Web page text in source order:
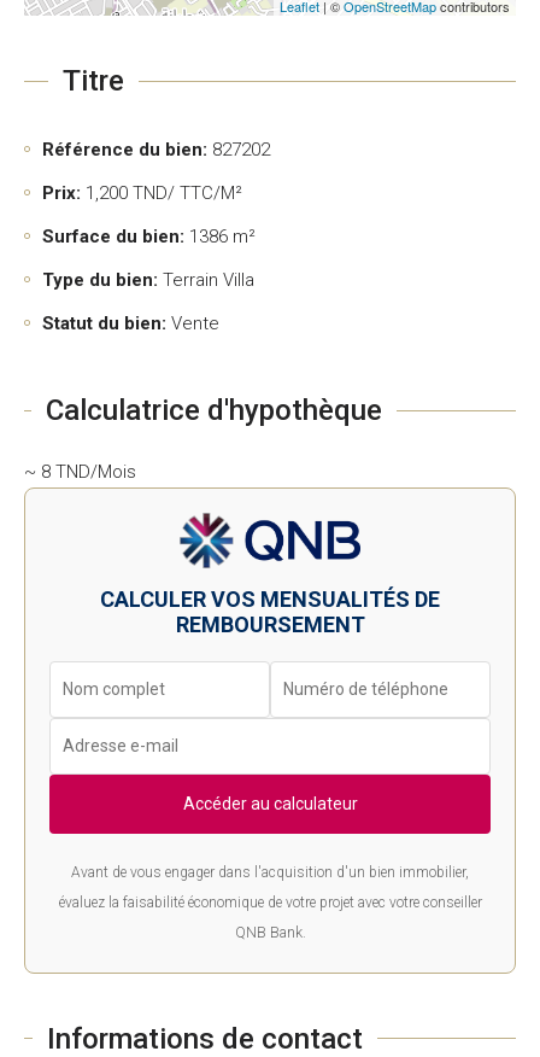
Leaflet | ©OpenStreetMapcontributors
Titre
Référence du bien: 827202
Prix: 1,200 TND/ TTC/M²
Surface du bien: 1386 m²
Type du bien: Terrain Villa
Statut du bien: Vente
Calculatrice d'hypothèque
~ 8 TND/Mois
CALCULER VOS MENSUALITÉS DE
REMBOURSEMENT
Accéder au calculateur
Avant de vous engager dans l'acquisition d'un bien immobilier,
évaluez la faisabilité économique de votre projet avec votre conseiller
QNB Bank.
Informations de contact